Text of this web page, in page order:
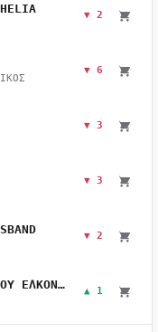
▼ 2
▼ 6
▼ 3
▼ 3
▼ 2
ΣΤΑ ΚΑΛΥΤΕΡΑ ΠΟΥ ΕΛΚΟΝΤΑΙ ▲ 1